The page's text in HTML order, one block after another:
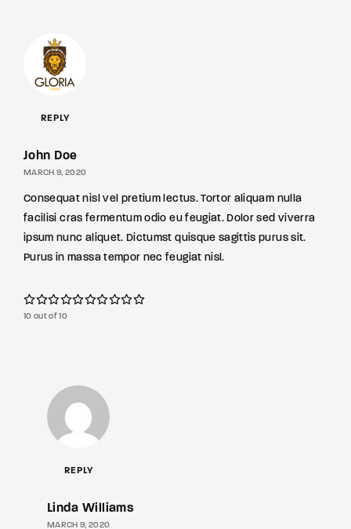
REPLY
John Doe
MARCH 9, 2020
Consequat nisl vel pretium lectus. Tortor aliquam nulla
facilisi cras fermentum odio eu feugiat. Dolor sed viverra
ipsum nunc aliquet. Dictumst quisque sagittis purus sit.
Purus in massa tempor nec feugiat nisl.
10 out of 10
REPLY
Linda Williams
MARCH 9, 2020